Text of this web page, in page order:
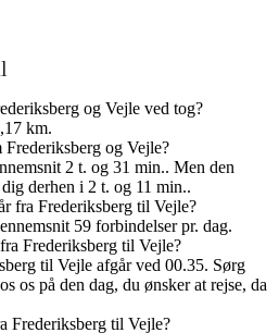
og Vejle ved tog?
km.
og Vejle?
2 t. og 31 min.. Men den
derhen i 2 t. og 11 min..
fra Frederiksberg til Vejle?
59 forbindelser pr. dag.
Frederiksberg til Vejle?
til Vejle afgår ved 00.35. Sørg
os på den dag, du ønsker at rejse, da
Frederiksberg til Vejle?